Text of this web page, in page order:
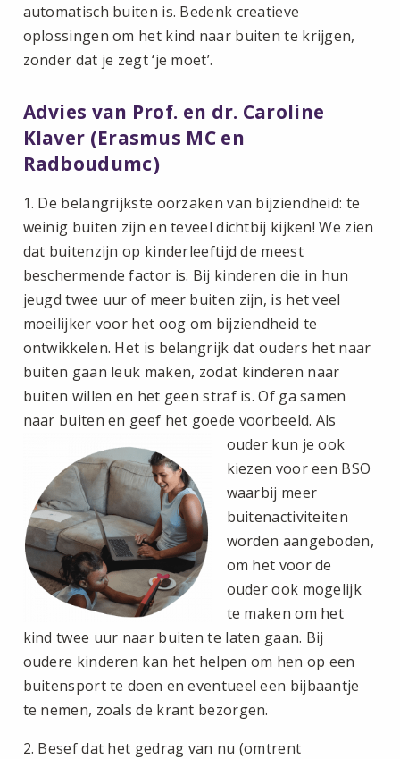
automatisch buiten is. Bedenk creatieve
oplossingen om het kind naar buiten te krijgen,
zonder dat je zegt ‘je moet’.
Advies van Prof. en dr. Caroline
Klaver (Erasmus MC en
Radboudumc)
1. De belangrijkste oorzaken van bijziendheid: te
weinig buiten zijn en teveel dichtbij kijken! We zien
dat buitenzijn op kinderleeftijd de meest
beschermende factor is. Bij kinderen die in hun
jeugd twee uur of meer buiten zijn, is het veel
moeilijker voor het oog om bijziendheid te
ontwikkelen. Het is belangrijk dat ouders het naar
buiten gaan leuk maken, zodat kinderen naar
buiten willen en het geen straf is. Of ga samen
naar buiten en geef het goede voorbeeld. Als
ouder kun je ook
kiezen voor een BSO
waarbij meer
buitenactiviteiten
worden aangeboden,
om het voor de
ouder ook mogelijk
te maken om het
kind twee uur naar buiten te laten gaan. Bij
oudere kinderen kan het helpen om hen op een
buitensport te doen en eventueel een bijbaantje
te nemen, zoals de krant bezorgen.
2. Besef dat het gedrag van nu (omtrent